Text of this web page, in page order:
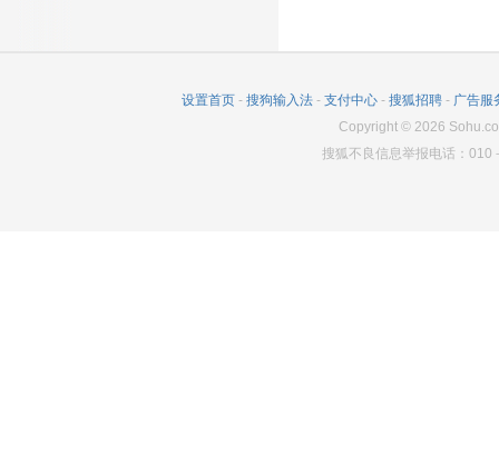
设置首页 - 搜狗输入法 - 支付中心 - 搜狐招聘 - 广告服
Copyright© 2026
搜狐不良信息举报电话：010